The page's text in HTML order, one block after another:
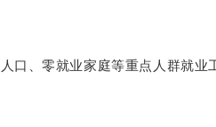
口、零就业家庭等重点人群就